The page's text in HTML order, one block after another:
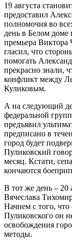
19 августа
предоставил
полномочия во
день в Белом доме
премьера
гласил, что
помогать
прекрасно знали,
конфликт между
Куликовым.
А на следующий
федеральной
предъявил
предписано в
город будет
Пуликовский
месяц. Кстати,
кончаются
В тот же день – 20
Вячеслава
Начнем с того, что
Пуликовского он
освобождения
методы.